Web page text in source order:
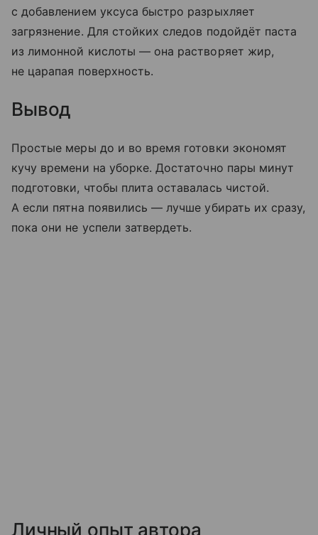
с добавлением уксуса быстро разрыхляет
загрязнение. Для стойких следов подойдёт паста
из лимонной кислоты — она растворяет жир,
не царапая поверхность.
Вывод
Простые меры до и во время готовки экономят
кучу времени на уборке. Достаточно пары минут
подготовки, чтобы плита оставалась чистой.
А если пятна появились — лучше убирать их сразу,
пока они не успели затвердеть.
Личный опыт автора